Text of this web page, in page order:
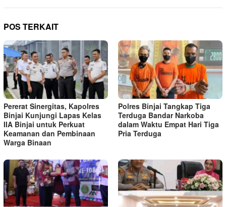
POS TERKAIT
Pererat Sinergitas, Kapolres
Binjai Kunjungi Lapas Kelas
IIA Binjai untuk Perkuat
Keamanan dan Pembinaan
Warga Binaan
Polres Binjai Tangkap Tiga
Terduga Bandar Narkoba
dalam Waktu Empat Hari Tiga
Pria Terduga